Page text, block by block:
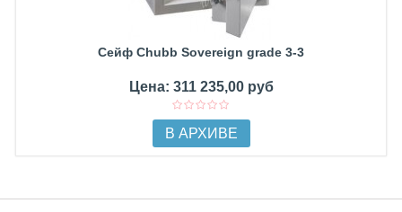
Сейф Chubb Sovereign grade 3-3
Цена: 311 235,00 руб
В АРХИВЕ